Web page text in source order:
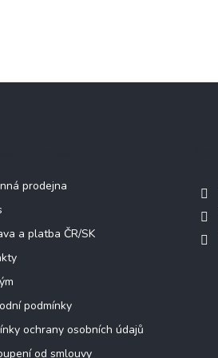
prodejna
a platba ČR/SK
podmínky
ochrany osobních údajů
od smlouvy